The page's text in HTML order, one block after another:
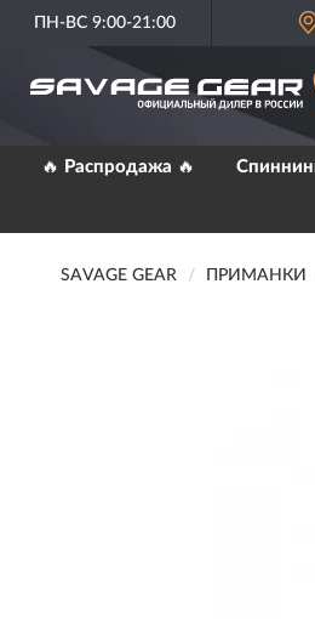
ПН-ВС 9:00-21:00
🔥 Распродажа 🔥
SAVAGE GEAR ПРИМАНКИ